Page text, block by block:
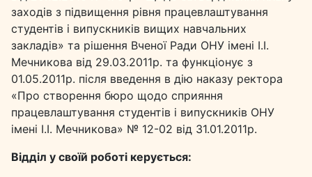
заходів з підвищення рівня працевлаштування
студентів і випускників вищих навчальних
закладів» та рішення Вченої Ради ОНУ імені І.І.
Мечникова від 29.03.2011р. та функціонує з
01.05.2011р. після введення в дію наказу ректора
«Про створення бюро щодо сприяння
працевлаштування студентів і випускників ОНУ
імені І.І. Мечникова» № 12-02 від 31.01.2011р.
Відділ у своїй роботі керується: